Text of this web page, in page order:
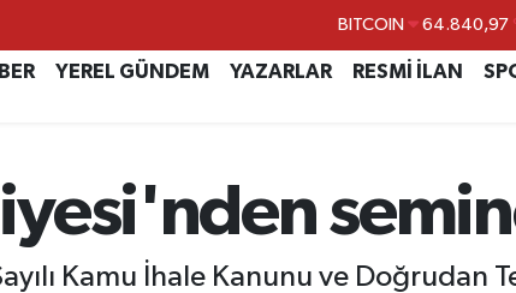
BITCOIN 64.840,97
DOLAR 47,7436
GRAM ALTIN
YEREL GÜNDEM YAZARLAR RESMİ İLAN
Kamu İhale Kanunu ve Doğrudan